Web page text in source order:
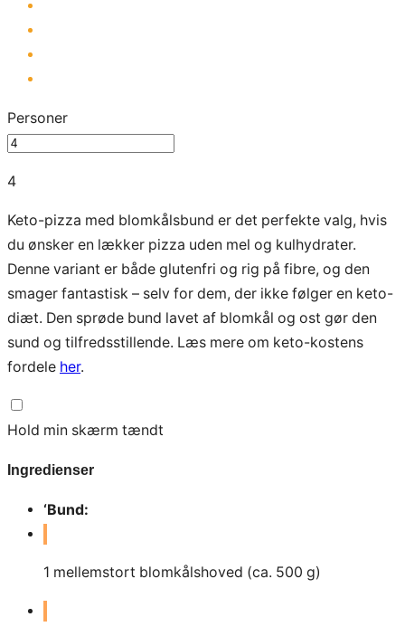
Personer
4
Keto-pizza med blomkålsbund er det perfekte valg, hvis
du ønsker en lækker pizza uden mel og kulhydrater.
Denne variant er både glutenfri og rig på fibre, og den
smager fantastisk – selv for dem, der ikke følger en keto-
diæt. Den sprøde bund lavet af blomkål og ost gør den
sund og tilfredsstillende. Læs mere om keto-kostens
fordele her.
Hold min skærm tændt
Ingredienser
‘Bund:
1 mellemstort blomkålshoved (ca. 500 g)